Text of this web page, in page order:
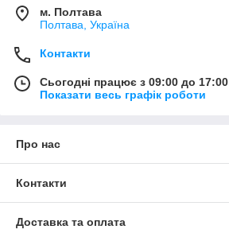
м. Полтава
Полтава, Україна
Контакти
Сьогодні працює з 09:00 до 17:00
Показати весь графік роботи
Про нас
Контакти
Доставка та оплата